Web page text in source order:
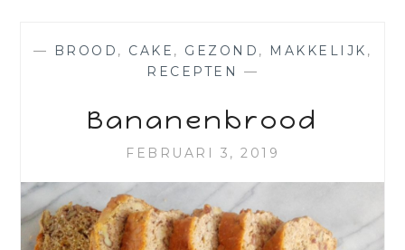
— BROOD , CAKE , GEZOND , MAKKELIJK ,
RECEPTEN
—
Bananenbrood
FEBRUARI 3, 2019